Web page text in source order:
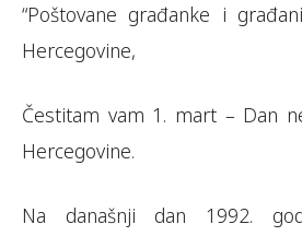
“Poštovane građanke i
Hercegovine,
Čestitam vam 1. mart – Dan
Hercegovine.
Na današnji dan 1992.